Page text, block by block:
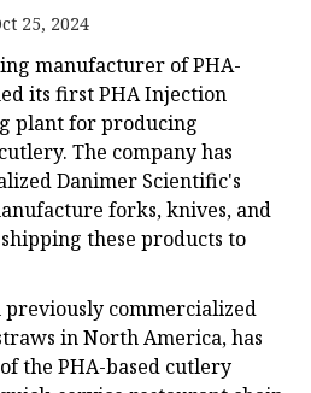
25, 2024
manufacturer of PHA-
its first PHA Injection
plant for producing
The company has
Danimer Scientific's
forks, knives, and
these products to
previously commercialized
in North America, has
the PHA-based cutlery